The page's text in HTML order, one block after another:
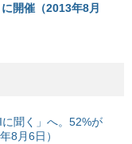
開催（2013年8月
聞く」へ。52%が
8月6日）